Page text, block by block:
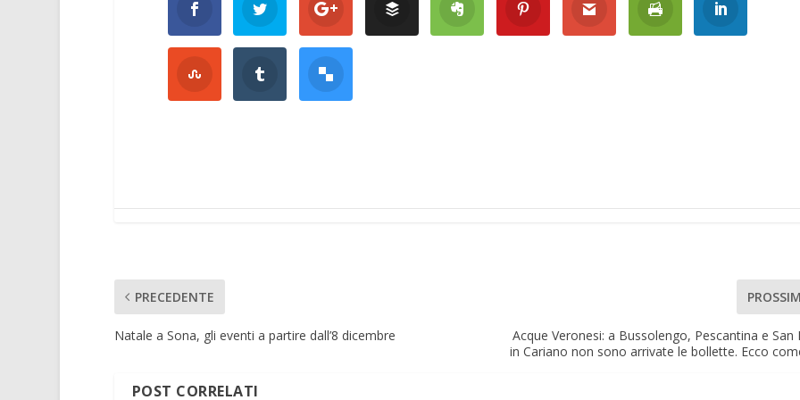
PRECEDENTE
Natale a Sona, gli eventi a partire dall’8 dicembre
Acque Veronesi: a Bussolengo, Pescantina e San
in Cariano non sono arrivate le bollette. Ecco
POST CORRELATI